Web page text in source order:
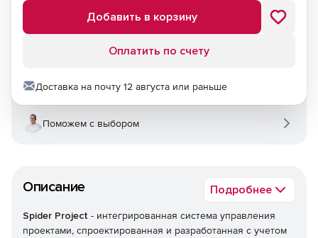
Описание Подробнее
Spider Project - интегрированная система управления
проектами, спроектированная и разработанная с учетом
Добавить в корзину
Оплатить по счету
Доставка на почту 12 августа или раньше
Поможем с выбором